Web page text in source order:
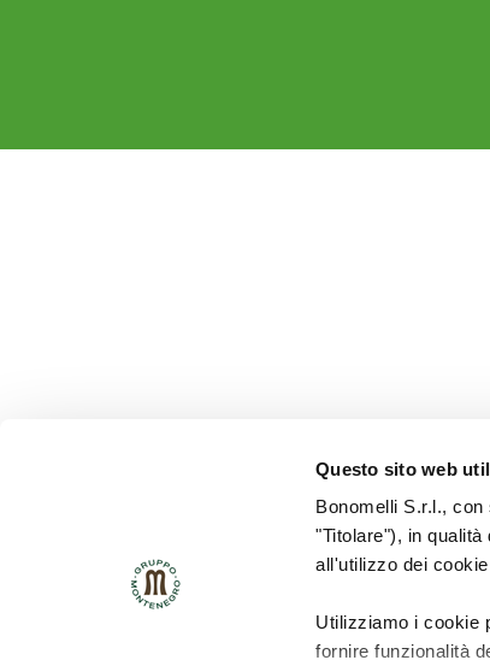
Questo sito web
Bonomelli S.r.l.,
"Titolare"), in
all'utilizzo dei
Utilizziamo i cookie
fornire funzionalità